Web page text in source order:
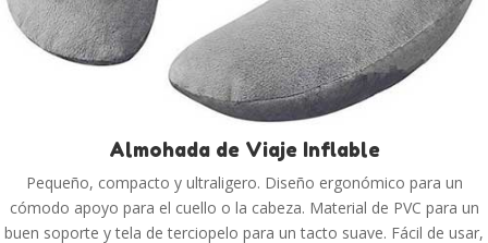
Almohada de Viaje Inflable
Pequeño, compacto y ultraligero. Diseño ergonómico para un
cómodo apoyo para el cuello o la cabeza. Material de PVC para un
buen soporte y tela de terciopelo para un tacto suave. Fácil de usar,